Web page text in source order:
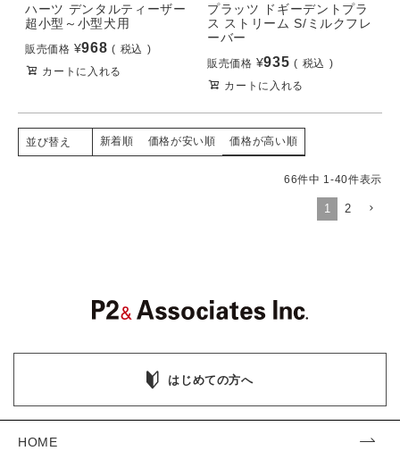
ハーツ デンタルティーザー
超小型～小型犬用
販売価格 ¥968
税込
カートに入れる
プラッツ ドギーデントプラ
ス ストリーム S/ミルクフレ
ーバー
販売価格 ¥935
税込
カートに入れる
並び替え 新着順 価格が安い順 価格が高い順
66件中 1-40件表示
1 2
はじめての方へ
HOME